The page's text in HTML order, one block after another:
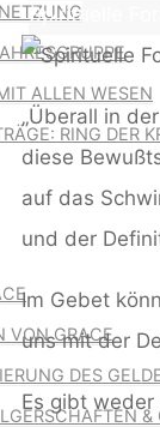
ALLEN WESEN
RING DER
VON GRACE
DES
&
Home
Spirituelle
„Überall in
diese
auf das
und der
Im Gebet
uns mit der
Es gibt